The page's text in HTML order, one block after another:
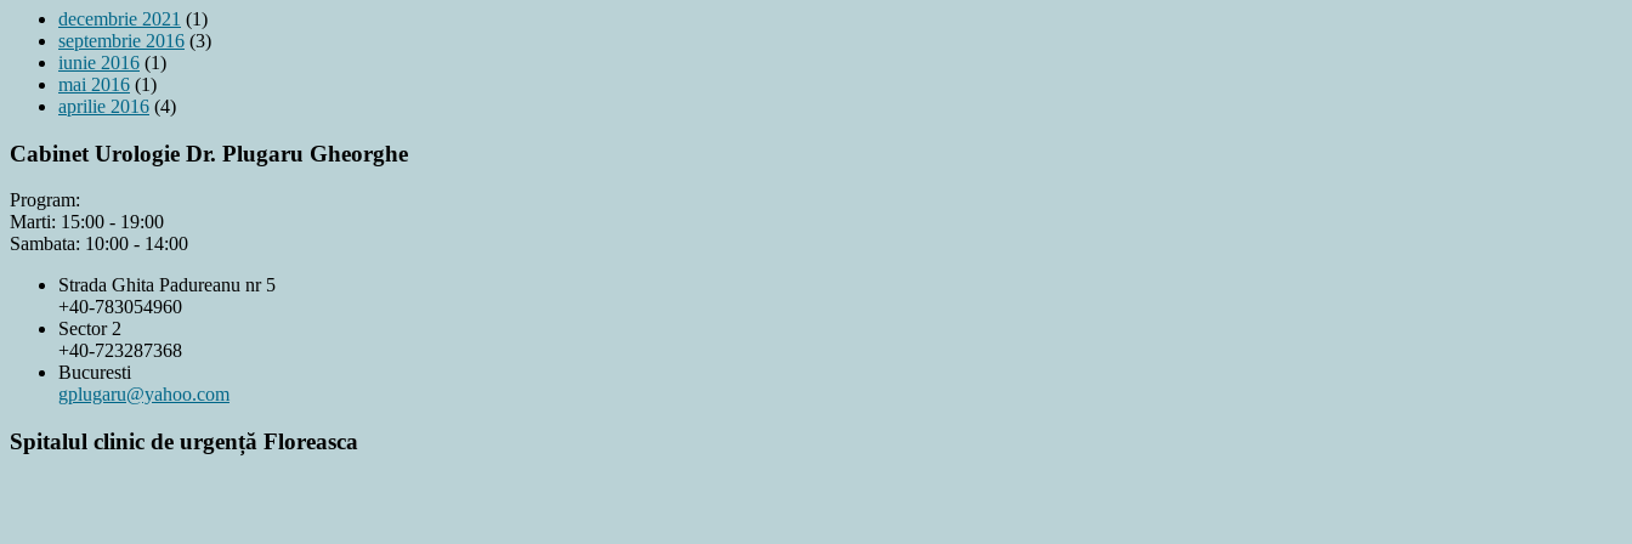
decembrie 2021 (1)
septembrie 2016 (3)
iunie 2016 (1)
mai 2016 (1)
aprilie 2016 (4)
Cabinet Urologie Dr. Plugaru Gheorghe
Program:
Marti: 15:00 - 19:00
Sambata: 10:00 - 14:00
Strada Ghita Padureanu nr 5
+40-783054960
Sector 2
+40-723287368
Bucuresti
gplugaru@yahoo.com
Spitalul clinic de urgență Floreasca